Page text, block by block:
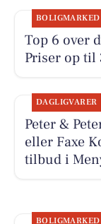
BOLIGMARKED
Top 6 over
Priser op til
DAGLIGVARER
Peter &
eller Faxe
tilbud i
BOLIGMARKED